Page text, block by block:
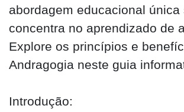
abordagem educacional única
concentra no aprendizado de
Explore os princípios e
Andragogia neste guia
Introdução: